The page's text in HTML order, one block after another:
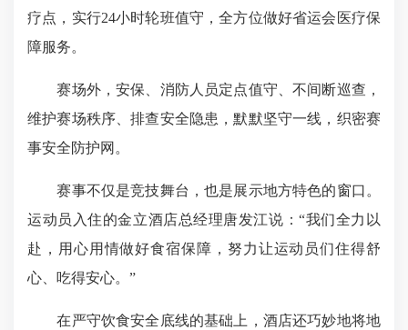
疗点，实行24小时轮班值守，全方位做好省运会医疗保
障服务。
赛场外，安保、消防人员定点值守、不间断巡查，
维护赛场秩序、排查安全隐患，默默坚守一线，织密赛
事安全防护网。
赛事不仅是竞技舞台，也是展示地方特色的窗口。
运动员入住的金立酒店总经理唐发江说：“我们全力以
赴，用心用情做好食宿保障，努力让运动员们住得舒
心、吃得安心。”
在严守饮食安全底线的基础上，酒店还巧妙地将地